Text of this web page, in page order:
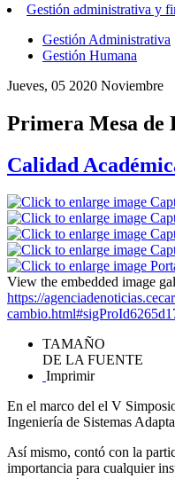
Gestión administrativa y
Gestión Administrativa
Gestión Humana
Jueves, 05 2020 Noviembre
Primera Mesa de
Calidad
View the embedded image
https://
TAMAÑO
DE LA FUENTE
Imprimir
En el marco del el V
Ingeniería de Sistemas
Así mismo, contó con la
importancia para cualquier